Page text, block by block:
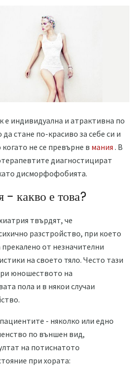
е индивидуална и атрактивна по
стане по-красиво за себе си и
не се превърне в мания . В
диагностицират
дисморфофобията.
какво е това?
твърдят, че
разстройство, при което
от незначителни
на своето тяло. Често тази
юношеството на
пола и в някои случаи
- няколко или едно
по външен вид,
на потиснатото
при хората: